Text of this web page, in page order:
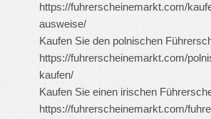
https://fuhrerscheinemarkt.com/
ausweise/
Kaufen Sie den polnischen
https://fuhrerscheinemarkt.com/
kaufen/
Kaufen Sie einen irischen
https://fuhrerscheinemarkt.com/